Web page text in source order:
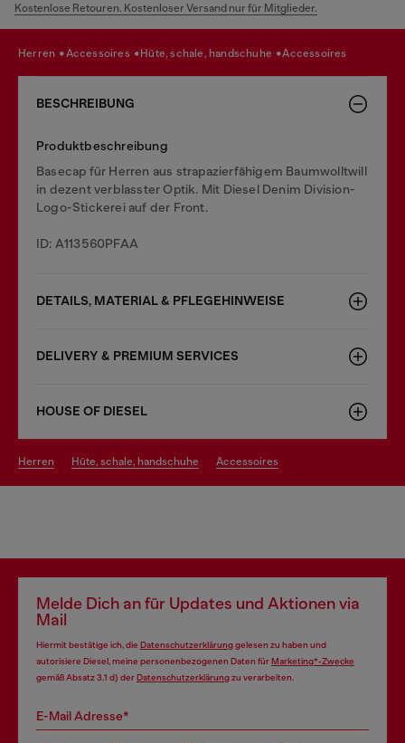
Kostenlose Retouren. Kostenloser Versand nur für Mitglieder.
herren accessoires hüte, schale, handschuhe accessoires
BESCHREIBUNG
Produktbeschreibung
Basecap für Herren aus strapazierfähigem Baumwolltwill
in dezent verblasster Optik. Mit Diesel Denim Division-
Logo-Stickerei auf der Front.
ID: A113560PFAA
DETAILS, MATERIAL & PFLEGEHINWEISE
DELIVERY & PREMIUM SERVICES
HOUSE OF DIESEL
herren hüte, schale, handschuhe accessoires
Melde Dich an für Updates und Aktionen via
Mail
Hiermit bestätige ich, die Datenschutzerklärunggelesen zu haben und
autorisiere Diesel, meine personenbezogenen Daten fürMarketing*-Zwecke
gemäß Absatz 3.1 d) derDatenschutzerklärungzu verarbeiten.
E-Mail Adresse*